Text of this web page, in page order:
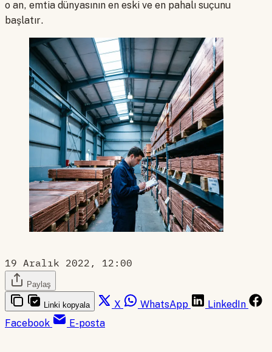
o an, emtia dünyasının en eski ve en pahalı suçunu
başlatır.
19 Aralık 2022, 12:00
Paylaş
Linki kopyala X WhatsApp
LinkedIn
Facebook
E-posta